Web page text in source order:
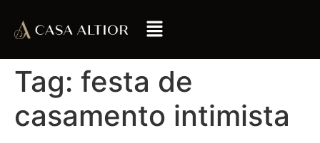
Tag: festa de
casamento intimista